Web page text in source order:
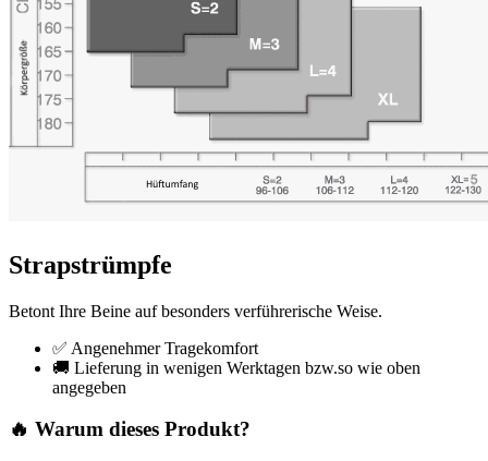
Strapstrümpfe
Betont Ihre Beine auf besonders verführerische Weise.
✅ Angenehmer Tragekomfort
🚚 Lieferung in wenigen Werktagen bzw.so wie oben
angegeben
🔥 Warum dieses Produkt?